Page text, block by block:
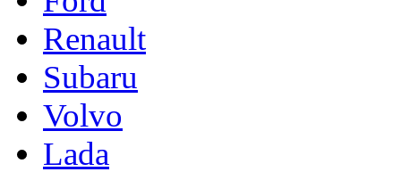
Renault
Subaru
Volvo
Lada